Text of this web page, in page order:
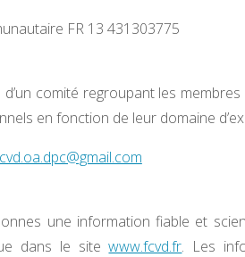
FR 13 431303775
comité regroupant les
en fonction de leur domaine
une information fiable et
dans le sitewww.fcvd.fr. Les